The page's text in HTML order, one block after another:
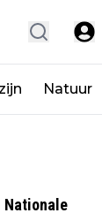
Natuur
Nationale